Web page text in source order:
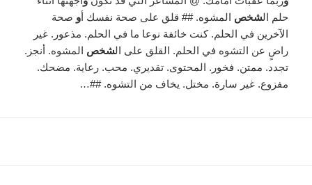
حلم الشخص المشوه. ## قلق على صحة نفسك أو صحة
الآخرين في الحلم. كنت خائفة نوعا ما في الحلم. مذعور. غير
راضٍ عن التشوه في الحلم. القلق على الشخص المشوه. أنجز.
تجدد. ممتن. فخور. المحتوى. تقديري. محب. رعاية. مضحك.
مفزوع. غير سارة. مختل. يخاف من التشوه. ##…